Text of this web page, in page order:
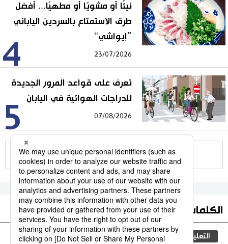
4
نيئًا أو مشويًا أو مطهيًا... أفضل
طرق الاستمتاع بالسردين الياباني
”إيواشي“
23/07/2026
5
تعرف على قواعد المرور الجديدة
للدراجات الهوائية في اليابان
07/08/2026
للمزيد
الكلمات الأكثر بحثا
التعليم الياباني ثقافة مجتمع الجنس